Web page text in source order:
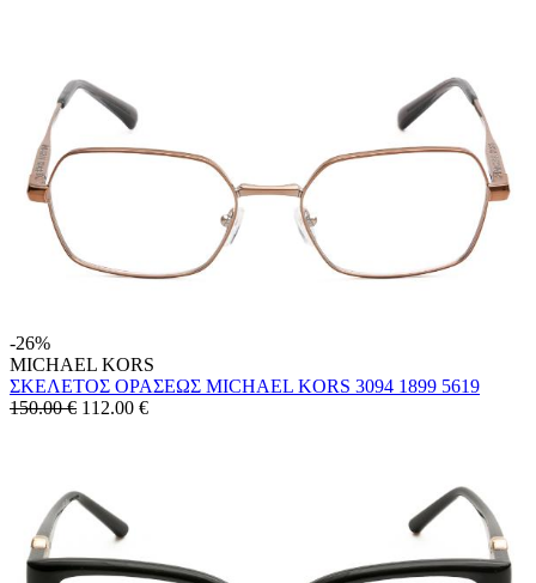
-26%
MICHAEL KORS
ΣΚΕΛΕΤΟΣ ΟΡΑΣΕΩΣ MICHAEL KORS 3094 1899 5619
150.00 € 112.00 €